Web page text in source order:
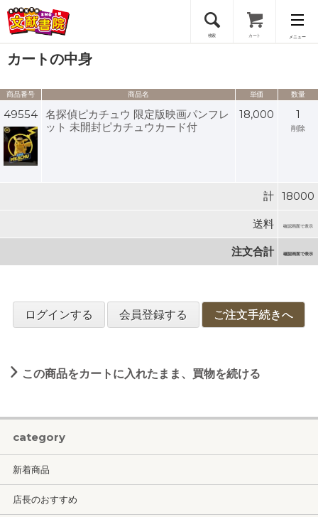
検索 カート メニュー
会員登録
ログイン
カートの中身
商品番号 商品名 単価 数量
49554 名探偵ピカチュウ 限定版映画パンフレ
ット 未開封ピカチュウカード付
18,000 1
削除
計 18000
送料 確認画面で表示
注文合計 確認画面で表示
ログインする 会員登録する ご注文手続きへ
この商品をカートに入れたまま、買物を続ける
category
新着商品
店長のおすすめ